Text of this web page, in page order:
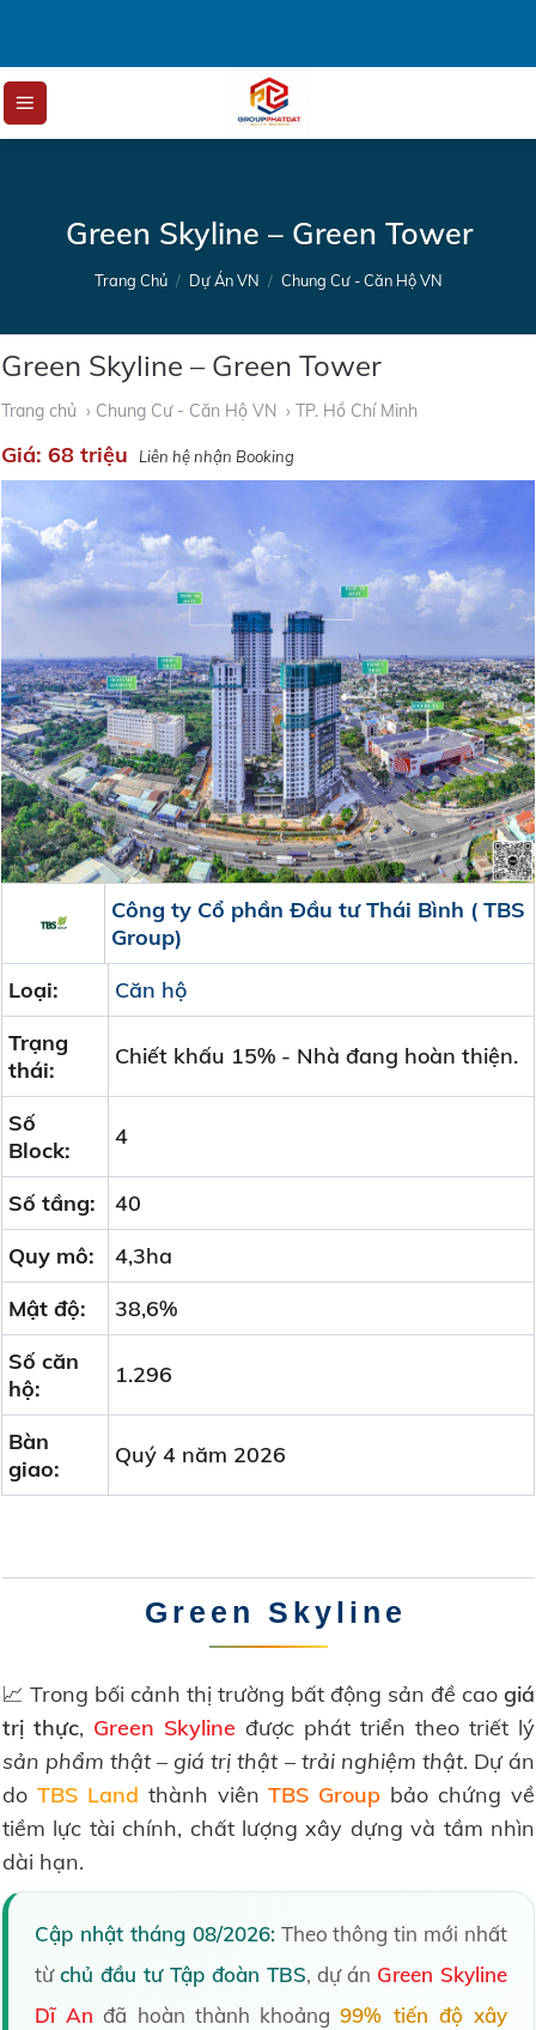
content
Green Skyline – Green Tower
Trang Chủ / Dự Án VN / Chung Cư - Căn Hộ VN
Green Skyline – Green Tower
Trang chủ › Chung Cư - Căn Hộ VN › TP. Hồ Chí Minh
Giá: 68 triệu Liên hệ nhận Booking
Công ty Cổ phần Đầu tư Thái Bình ( TBS
Group)
Loại:
Căn hộ
Trạng
thái:
Chiết khấu 15% - Nhà đang hoàn thiện.
Số
Block:
4
Số tầng:
40
Quy mô:
4,3ha
Mật độ:
38,6%
Số căn
hộ:
1.296
Bàn
giao:
Quý 4 năm 2026
Green Skyline
📈 Trong bối cảnh thị trường bất động sản đề cao giá
trị thực, Green Skyline được phát triển theo triết lý
sản phẩm thật – giá trị thật – trải nghiệm thật. Dự án
do TBS Land thành viênTBS Group bảo chứng về
tiềm lực tài chính, chất lượng xây dựng và tầm nhìn
dài hạn.
Cập nhật tháng 08/2026: Theo thông tin mới nhất
từchủ đầu tư Tập đoàn TBS, dự án Green Skyline
Dĩ An đã hoàn thành khoảng99% tiến độ xây